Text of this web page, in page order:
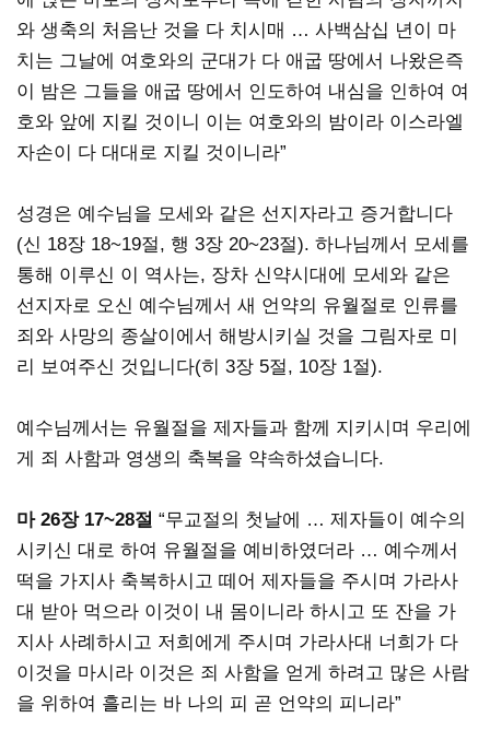
와 생축의 처음난 것을 다 치시매 … 사백삼십 년이 마
치는 그날에 여호와의 군대가 다 애굽 땅에서 나왔은즉
이 밤은 그들을 애굽 땅에서 인도하여 내심을 인하여 여
호와 앞에 지킬 것이니 이는 여호와의 밤이라 이스라엘
자손이 다 대대로 지킬 것이니라”
성경은 예수님을 모세와 같은 선지자라고 증거합니다
(신 18장 18~19절, 행 3장 20~23절). 하나님께서 모세를
통해 이루신 이 역사는, 장차 신약시대에 모세와 같은
선지자로 오신 예수님께서 새 언약의 유월절로 인류를
죄와 사망의 종살이에서 해방시키실 것을 그림자로 미
리 보여주신 것입니다(히 3장 5절, 10장 1절).
예수님께서는 유월절을 제자들과 함께 지키시며 우리에
게 죄 사함과 영생의 축복을 약속하셨습니다.
마 26장 17~28절 “무교절의 첫날에 … 제자들이 예수의
시키신 대로 하여 유월절을 예비하였더라 … 예수께서
떡을 가지사 축복하시고 떼어 제자들을 주시며 가라사
대 받아 먹으라 이것이 내 몸이니라 하시고 또 잔을 가
지사 사례하시고 저희에게 주시며 가라사대 너희가 다
이것을 마시라 이것은 죄 사함을 얻게 하려고 많은 사람
을 위하여 흘리는 바 나의 피 곧 언약의 피니라”